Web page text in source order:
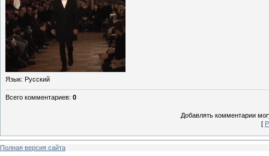
Язык: Русский
Всего комментариев: 0
Добавлять комментарии
[
Полная версия сайта